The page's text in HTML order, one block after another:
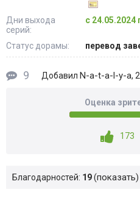
Дни выхода
серий:
с 24.05.2024
Статус дорамы: перевод
9 Добавил N-a-t-a-l-y-a,
Оценка
173
Благодарностей: 19 показать